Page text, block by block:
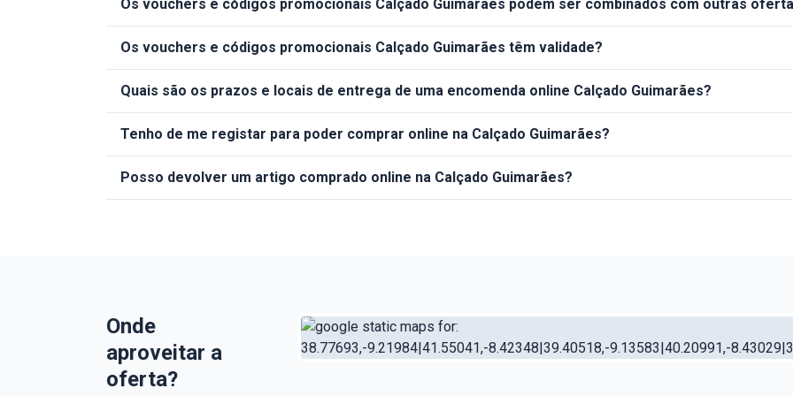
Os vouchers e códigos promocionais Calçado Guimarães podem ser combinados com outras
Os vouchers e códigos promocionais Calçado Guimarães têm validade?
Quais são os prazos e locais de entrega de uma encomenda online Calçado Guimarães?
Tenho de me registar para poder comprar online na Calçado Guimarães?
Posso devolver um artigo comprado online na Calçado Guimarães?
Onde
aproveitar a
oferta?